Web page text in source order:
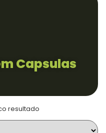
Capsulas
resultado